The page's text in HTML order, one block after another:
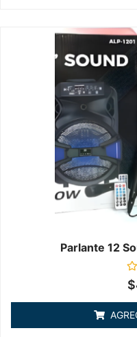
Parlante 12
en
de
5
$